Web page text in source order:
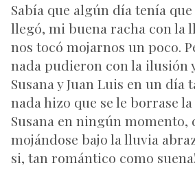
Sabía que algún día tenía
llegó, mi buena racha con la
nos tocó mojarnos un poco.
nada pudieron con la ilusión
Susana y Juan Luis en un día
nada hizo que se le borrase
Susana en ningún momento,
mojándose bajo la lluvia
si, tan romántico como suena!